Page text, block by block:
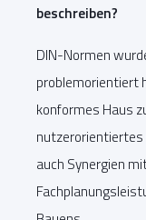
beschreiben?
DIN-Normen
problemorientiert
konformes Haus
nutzerorientiertes
auch Synergien